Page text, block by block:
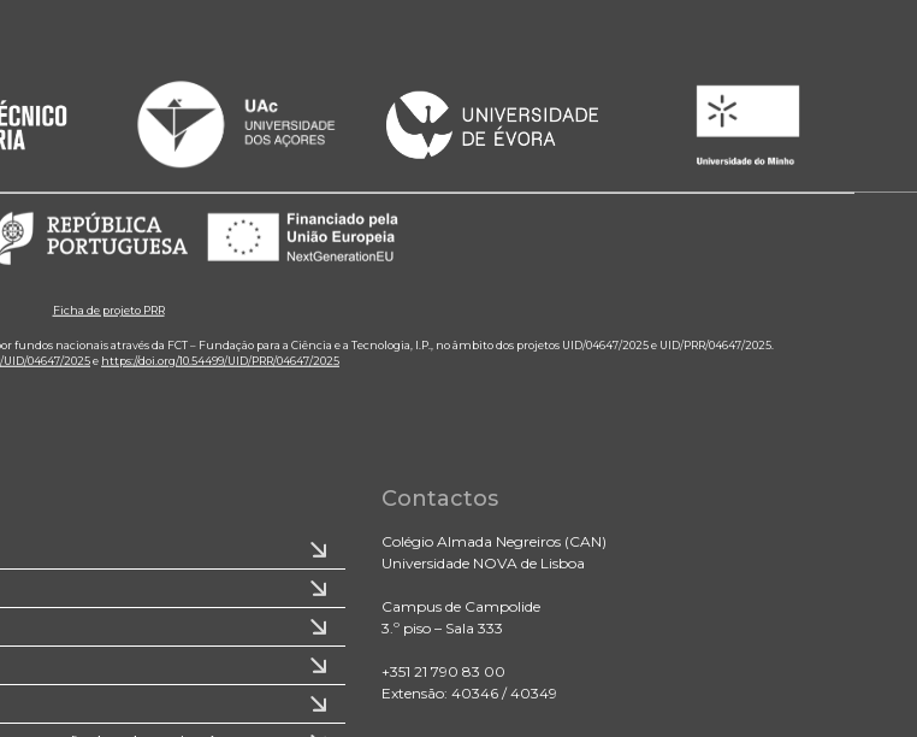
Ficha de projeto PRR
nacionais através da FCT – Fundação para a Ciência e a Tecnologia, I.P., no âmbito dos projetos UID/04647/2025 e UID/PRR/04647/2025.
UID/04647/2025e https://doi.org/10.54499/UID/PRR/04647/2025
Contactos
Colégio Almada Negreiros (CAN)
Universidade NOVA de Lisboa
Campus de Campolide
3.º piso – Sala 333
+351 21 790 83 00
Extensão: 40346 / 40349